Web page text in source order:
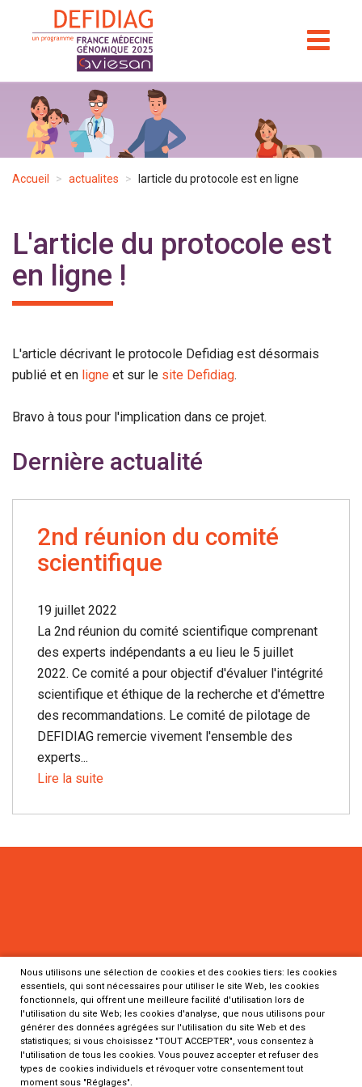
Accueil actualites larticle du protocole est en ligne
L'article du protocole est
en ligne !
L'article décrivant le protocole Defidiag est désormais
publié et en ligne et sur le site Defidiag.
Bravo à tous pour l'implication dans ce projet.
Dernière actualité
2nd réunion du comité
scientifique
19 juillet 2022
La 2nd réunion du comité scientifique comprenant
des experts indépendants a eu lieu le 5 juillet
2022. Ce comité a pour objectif d'évaluer l'intégrité
scientifique et éthique de la recherche et d'émettre
des recommandations. Le comité de pilotage de
DEFIDIAG remercie vivement l'ensemble des
experts...
Lire la suite
Programme Defidiag
Inserm
Pôle Recherche clinique
8, rue de la Croix-Jarry
Nous utilisons une sélection de cookies et des cookies tiers: les cookies
essentiels, qui sont nécessaires pour utiliser le site Web, les cookies
fonctionnels, qui offrent une meilleure facilité d'utilisation lors de
l'utilisation du site Web; les cookies d'analyse, que nous utilisons pour
générer des données agrégées sur l'utilisation du site Web et des
statistiques; si vous choisissez "TOUT ACCEPTER", vous consentez à
l'utilisation de tous les cookies. Vous pouvez accepter et refuser des
types de cookies individuels et révoquer votre consentement tout
moment sous "Réglages".